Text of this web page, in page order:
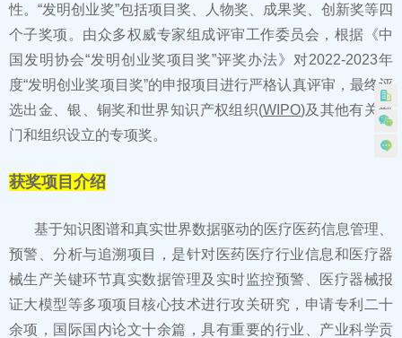
性。“发明创业奖”包括项目奖、人物奖、成果奖、创新奖等四
个子奖项。由众多权威专家组成评审工作委员会，根据《中
国发明协会“发明创业奖项目奖”评奖办法》对2022-2023年
度“发明创业奖项目奖”的申报项目进行严格认真评审，最终评
选出金、银、铜奖和世界知识产权组织(WIPO)及其他有关部
门和组织设立的专项奖。
获奖项目介绍
基于知识图谱和真实世界数据驱动的医疗医药信息管理、
预警、分析与追溯项目，是针对医药医疗行业信息和医疗器
械生产关键环节真实数据管理及实时监控预警、医疗器械报
证大模型等多项项目核心技术进行攻关研究，申请专利二十
余项，国际国内论文十余篇，具有重要的行业、产业科学贡